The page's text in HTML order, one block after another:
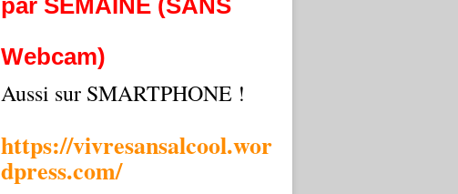
par SEMAINE (SANS
Webcam)
Aussi sur SMARTPHONE !
https://vivresansalcool.wor
dpress.com/